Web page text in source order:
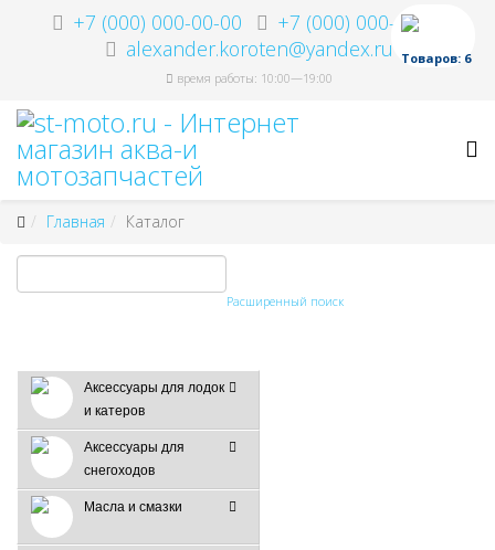
+7 (000) 000-00-00
+7 (000) 000-00-00
alexander.koroten@yandex.ru
время работы: 10:00—19:00
Товаров: 6
Главная Каталог
Расширенный поиск
Аксессуары для лодок
и катеров
Аксессуары для
снегоходов
Масла и смазки